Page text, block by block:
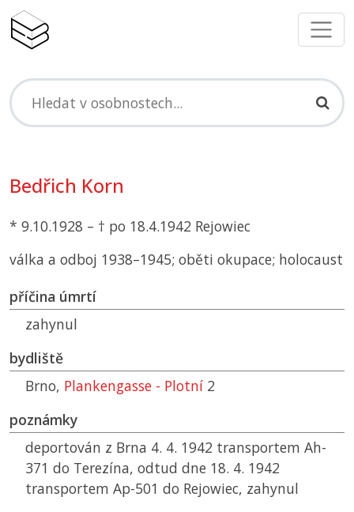
Bedřich Korn
* 9.10.1928 – † po 18.4.1942 Rejowiec
válka a odboj 1938–1945; oběti okupace; holocaust
příčina úmrtí
zahynul
bydliště
Brno, Plankengasse - Plotní 2
poznámky
deportován z Brna 4. 4. 1942 transportem Ah-
371 do Terezína, odtud dne 18. 4. 1942
transportem Ap-501 do Rejowiec, zahynul